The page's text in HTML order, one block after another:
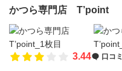
かつら専門店 T’point
3.44 口コミ